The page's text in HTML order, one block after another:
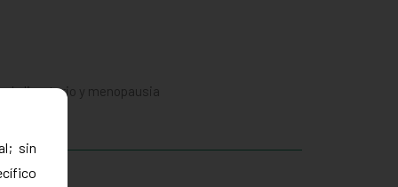
climaterio y menopausia
sin